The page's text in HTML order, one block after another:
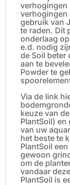
verhogingen
verhogingen
gebruik van
te raden. Dit
onderlaag
e.d. nodig
de Soil beter
aan te
Powder te
Via de link
keuze van
PlantSoil) en
van uw
het beste te
PlantSoil
gewoon
om de
vandaar
PlantSoil is